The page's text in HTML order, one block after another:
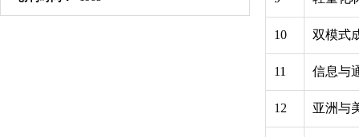
10 双模式
11 信息与
12 亚洲与